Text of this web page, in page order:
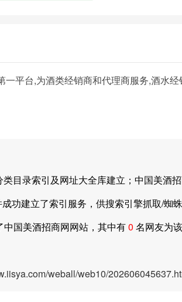
平台,为酒类经销商和代理商服务,酒水
录索引及网址大全库建立；中国美酒
功建立了索引服务，供搜索引擎抓取/蜘
中国美酒招商网网站，其中有0 名网友为
weball/web10/